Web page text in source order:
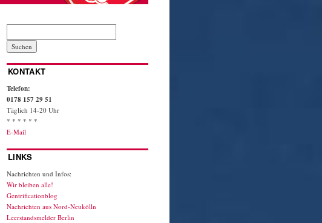
KONTAKT
Telefon:
0178 157 29 51
Täglich 14-20 Uhr
* * * * * *
E-Mail
LINKS
Nachrichten und Infos:
Wir bleiben alle!
Gentrificationblog
Nachrichten aus Nord-Neukölln
Leerstandsmelder Berlin